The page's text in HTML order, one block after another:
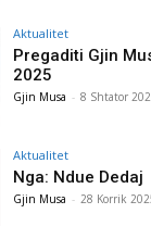
Aktualitet
Pregaditi Gjin
2025
Gjin Musa - 8 Shtator
Aktualitet
Nga: Ndue Dedaj
Gjin Musa - 28 Korrik